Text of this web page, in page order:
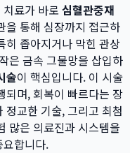
료가 바로 심혈관중재
을 통해 심장까지 접근하
히 좁아지거나 막힌 관상
은 금속 그물망을 삽입하
술이 핵심입니다. 이 시술
되며, 회복이 빠르다는 장
정교한 기술, 그리고 최첨
많은 의료진과 시스템을
합니다.